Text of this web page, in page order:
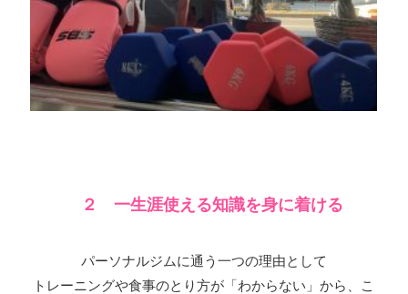
２ 一生涯使える知識を身に着ける
パーソナルジムに通う一つの理由として
トレーニングや食事のとり方が「わからない」から、こ